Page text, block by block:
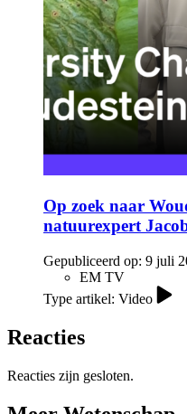
Op zoek naar
natuurexpert
Gepubliceerd op: 9 juli
EM TV
Type artikel: Video
Reacties
Reacties zijn gesloten.